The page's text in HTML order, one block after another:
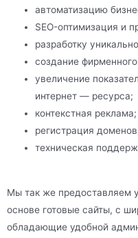
автоматизацию
SEO-оптимизация и
разработку
создание
увеличение
интернет — ресурса;
контекстная реклама;
регистрация
техническая
Мы так же предоставляем
основе готовые сайты, с
обладающие удобной